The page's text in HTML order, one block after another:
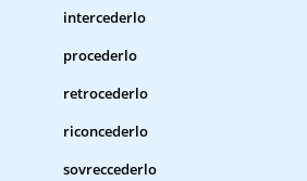
intercederlo
procederlo
retrocederlo
riconcederlo
sovreccederlo